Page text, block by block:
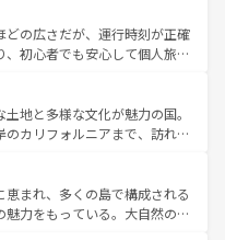
れで全く異なる文化を体験で
新着のフランス情報はコンテンツ一覧
ほしい。 なお、新着の
覧を参照してほしい。
。また、優雅なアフタヌーン
まらない英国パブ、サッカー観
る体験も豊富。イギリスを旅
どの広さだが、運行時刻が正確
初心者でも安心して個人旅行
スイスならではのユニークな
だけでなく町歩きも満喫する
高いため物価も高いが、旅行
こともできる。 なお、新
ツ一覧 を参照してほしい。
地と多様な文化が魅力の国。
カリフォルニアまで、訪れる
ショッピング、エンターテイ
スポットだ。一方、アメリカ
グランドキャニオンやイエロー
まれ、多くの島で構成される
力をもっている。大自然の神